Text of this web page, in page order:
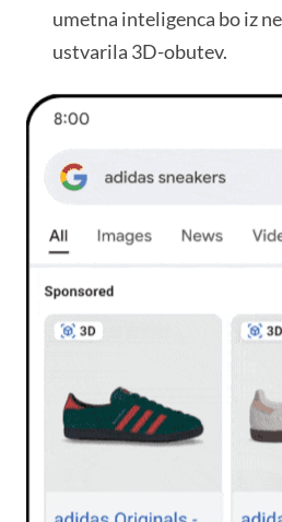
umetna inteligenca bo iz
ustvarila 3D-obutev.